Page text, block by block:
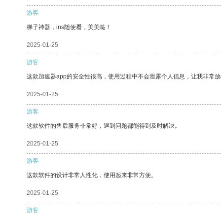
游客
梯子神器，ins随便看，美美哒！
2025-01-25
游客
这款加速器app的安全性很高，使用过程中不会泄露个人信息，让我非常
2025-01-25
游客
这款软件的售后服务非常好，遇到问题都能得到及时解决。
2025-01-25
游客
这款软件的设计非常人性化，使用起来非常方便。
2025-01-25
游客